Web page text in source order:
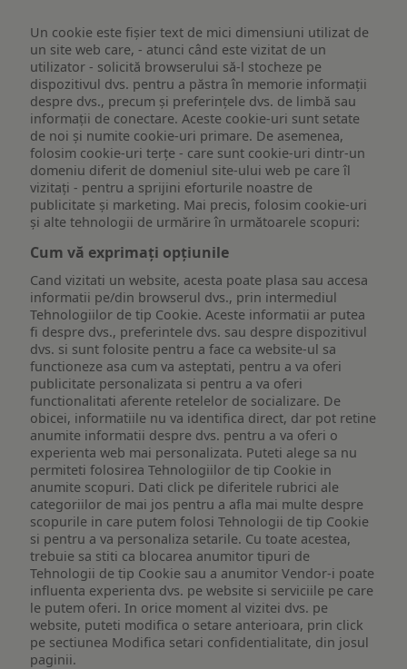
Un cookie este fişier text de mici dimensiuni utilizat de
un site web care, - atunci când este vizitat de un
utilizator - solicită browserului să-l stocheze pe
dispozitivul dvs. pentru a păstra în memorie informații
despre dvs., precum și preferințele dvs. de limbă sau
informații de conectare. Aceste cookie-uri sunt setate
de noi și numite cookie-uri primare. De asemenea,
folosim cookie-uri terțe - care sunt cookie-uri dintr-un
domeniu diferit de domeniul site-ului web pe care îl
vizitați - pentru a sprijini eforturile noastre de
publicitate și marketing. Mai precis, folosim cookie-uri
și alte tehnologii de urmărire în următoarele scopuri:
Cum vă exprimați opțiunile
Cand vizitati un website, acesta poate plasa sau accesa
informatii pe/din browserul dvs., prin intermediul
Tehnologiilor de tip Cookie. Aceste informatii ar putea
fi despre dvs., preferintele dvs. sau despre dispozitivul
dvs. si sunt folosite pentru a face ca website-ul sa
functioneze asa cum va asteptati, pentru a va oferi
publicitate personalizata si pentru a va oferi
functionalitati aferente retelelor de socializare. De
obicei, informatiile nu va identifica direct, dar pot retine
anumite informatii despre dvs. pentru a va oferi o
experienta web mai personalizata. Puteti alege sa nu
permiteti folosirea Tehnologiilor de tip Cookie in
anumite scopuri. Dati click pe diferitele rubrici ale
categoriilor de mai jos pentru a afla mai multe despre
scopurile in care putem folosi Tehnologii de tip Cookie
si pentru a va personaliza setarile. Cu toate acestea,
trebuie sa stiti ca blocarea anumitor tipuri de
Tehnologii de tip Cookie sau a anumitor Vendor-i poate
influenta experienta dvs. pe website si serviciile pe care
le putem oferi. In orice moment al vizitei dvs. pe
website, puteti modifica o setare anterioara, prin click
pe sectiunea Modifica setari confidentialitate, din josul
paginii.